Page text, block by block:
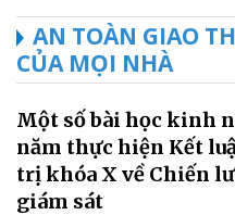
AN TOÀN GIAO
CỦA MỌI NHÀ
Một số bài học kinh
năm thực hiện Kết luận số 72
trị khóa X về Chiến
giám sát